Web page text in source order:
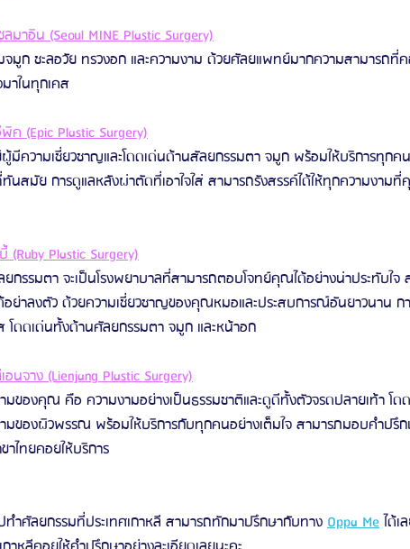
มาอิน (Seoul MINE Plastic Surgery)
มูก ชะลอวัย ทรวงอก และความงาม ด้วยศัลยแพทย์มากความสามารถที่ค
าในทุกเคส
ค (Epic Plastic Surgery)
มีความเชี่ยวชาญและโดดเด่นด้านสัลยกรรมตา จมูก พร้อมให้บริการทุกค
นสมัย การดูแลหลังผ่าตัดที่เอาใจใส่ สามารถรังสรรค์ได้ให้ทุกความงาม
(Ruby Plastic Surgery)
รรมตา จะเป็นโรงพยาบาลที่สามารถตอบโจทย์คุณได้อย่างน่าประทับใจ
ย่าลงตัว ด้วยความเชี่ยวชาญของคุณหมอและประสบการณ์อันยาวนาน ก
โดดเด่นทั้งด้านศัลยกรรมตา จมูก และหน้าอก
นจาง (Lienjang Plastic Surgery)
มของคุณ คือ ความงามอย่างเป็นธรรมชาติและดูดีทั้งตัวจรดปลายเท้า โด
ของผิวพรรณ พร้อมให้บริการกับทุกคนอย่างเต็มใจ สามารภมอบคำปรึก
ไทยคอยให้บริการ
ทำศัลยกรรมที่ประเทศเกาหลี สามารถทักมาปรึกษากับทาง Oppa Me ได้เ